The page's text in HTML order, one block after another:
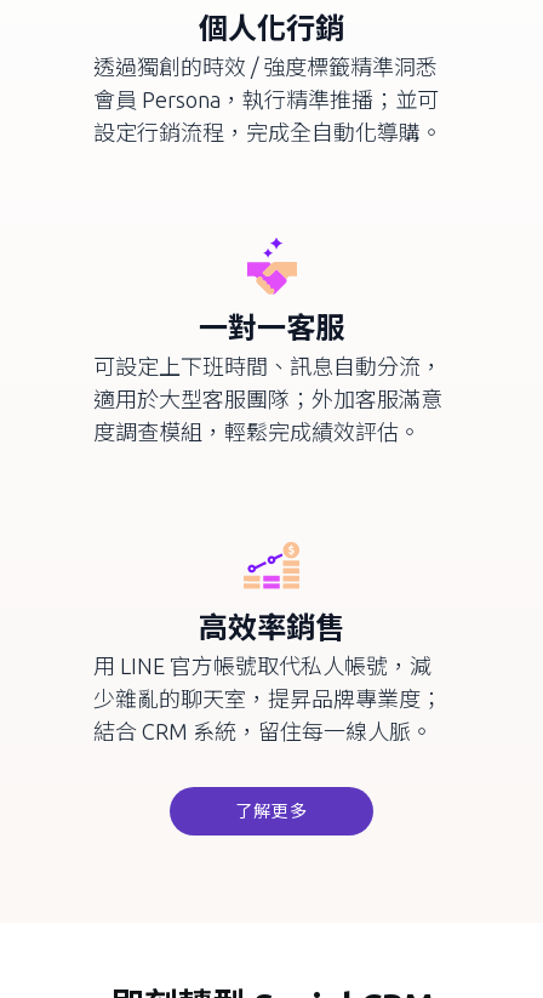
個人化行銷
透過獨創的時效 / 強度標籤精準洞悉
會員 Persona ，執行精準推播；並可
設定行銷流程，完成全自動化導購。
一對一客服
可設定上下班時間、訊息自動分流，
適用於大型客服團隊；外加客服滿意
度調查模組，輕鬆完成績效評估。
高效率銷售
用 LINE 官方帳號取代私人帳號，減
少雜亂的聊天室，提昇品牌專業度；
結合CRM 系統，留住每一線人脈。
了解更多